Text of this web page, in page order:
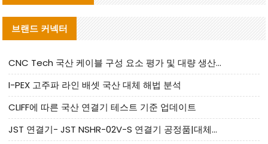
브랜드 커넥터
CNC Tech 국산 케이블 구성 요소 평가 및 대량 생산 적합성 가이드
I-PEX 고주파 라인 배셋 국산 대체 해법 분석
CLIFF에 따른 국산 연결기 테스트 기준 업데이트
JST 연결기- JST NSHR-02V-S 연결기 공정품|대체품 제공